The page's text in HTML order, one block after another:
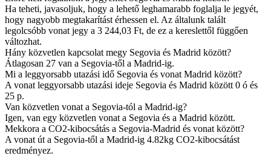
Ha teheti, javasoljuk, hogy a lehető leghamarabb foglalja le jegyét,
hogy nagyobb megtakarítást érhessen el. Az általunk talált
legolcsóbb vonat jegy a 3 244,03 Ft, de ez a kereslettől függően
változhat.
Hány közvetlen kapcsolat megy Segovia és Madrid között?
Átlagosan 27 van a Segovia-től a Madrid-ig.
Mi a leggyorsabb utazási idő Segovia és vonat Madrid között?
A vonat leggyorsabb utazási ideje Segovia és Madrid között 0 ó és
25 p.
Van közvetlen vonat a Segovia-tól a Madrid-ig?
Igen, van egy közvetlen vonat a Segovia és a Madrid között.
Mekkora a CO2-kibocsátás a Segovia-Madrid és vonat között?
A vonat út a Segovia-től a Madrid-ig 4.82kg CO2-kibocsátást
eredményez.